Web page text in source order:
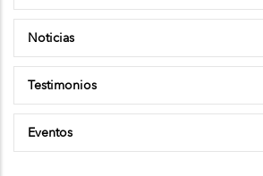
Noticias
Testimonios
Eventos